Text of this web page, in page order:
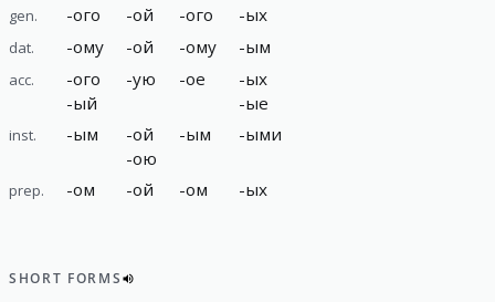
gen. -ого -ой -ого -ых
dat. -ому -ой -ому -ым
acc. -ого
-ый
-ую -ое -ых
-ые
inst. -ым -ой
-ою
-ым -ыми
prep. -ом -ой -ом -ых
SHORT FORMS